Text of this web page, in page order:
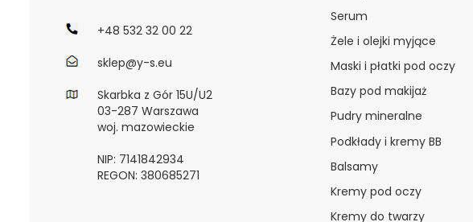
+48 532 32 00 22
sklep@y-s.eu
Skarbka z Gór 15U/U2
03-287 Warszawa
woj. mazowieckie
NIP: 7141842934
REGON: 380685271
Serum
Żele i olejki myjące
Maski i płatki pod oczy
Bazy pod makijaż
Pudry mineralne
Podkłady i kremy BB
Balsamy
Kremy pod oczy
Kremy do twarzy